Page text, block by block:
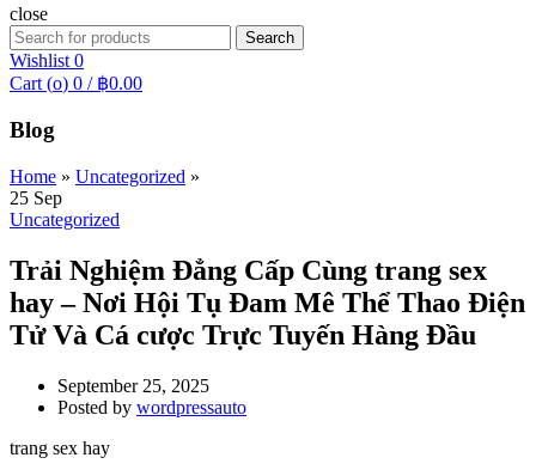
close
Search
for:
Search
Wishlist 0
Cart (o) 0 / ฿0.00
Blog
Home » Uncategorized »
25 Sep
Uncategorized
Trải Nghiệm Đẳng Cấp Cùng trang sex
hay – Nơi Hội Tụ Đam Mê Thể Thao Điện
Tử Và Cá cược Trực Tuyến Hàng Đầu
September 25, 2025
Posted by wordpressauto
trang sex hay